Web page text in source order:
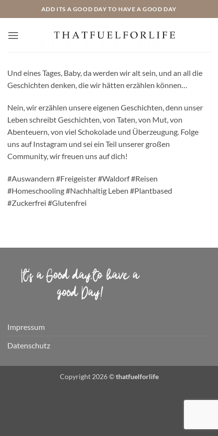
Inhalt
springen
ADD ITS A GOOD DAY TO HAVE A GOOD DAY
Und eines Tages, Baby, da werden wir alt sein, und an all die
Geschichten denken, die wir hätten erzählen können…
Nein, wir erzählen unsere eigenen Geschichten, denn unser
Leben schreibt Geschichten, von Taten, von Mut, von
Abenteuern, von viel Schokolade und Überzeugung. Folge
uns auf Instagram und sei ein Teil unserer großen
Community, wir freuen uns auf dich!
#Auswandern #Freigeister #Waldorf #Reisen
#Homeschooling #Nachhaltig Leben #Plantbased
#Zuckerfrei #Glutenfrei
Impressum
Datenschutz
Copyright 2026 ©thatfuelforlife